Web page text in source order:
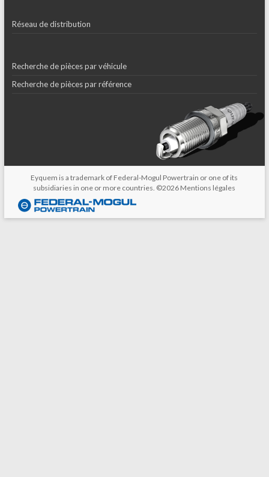
Réseau de distribution
Recherche de pièces par véhicule
Recherche de pièces par référence
Eyquem is a trademark of Federal-Mogul Powertrain or one of its
subsidiaries in one or more countries. ©2026 Mentions légales